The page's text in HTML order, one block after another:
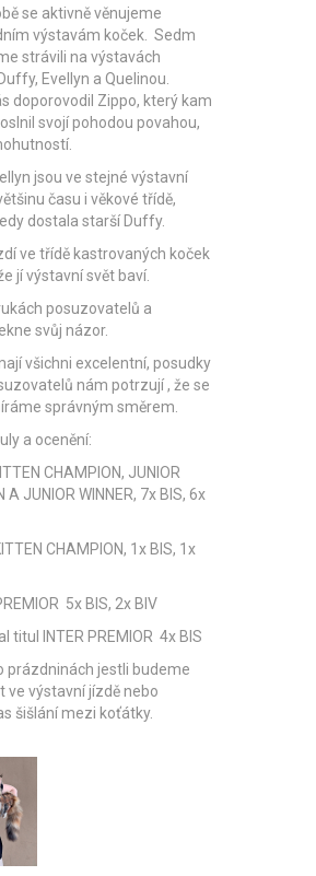
se aktivně věnujeme
výstavám koček. Sedm
strávili na výstavách
Evellyn a Quelinou.
doporovodil Zippo, který kam
svojí pohodou povahou,
jsou ve stejné výstavní
času i věkové třídě,
dostala starší Duffy.
ve třídě kastrovaných koček
jí výstavní svět baví.
posuzovatelů a
svůj názor.
všichni excelentní, posudky
nám potrzují , že se
správným směrem.
a ocenění:
CHAMPION, JUNIOR
A JUNIOR WINNER, 7x BIS, 6x
CHAMPION, 1x BIS, 1x
5x BIS, 2x BIV
titul INTER PREMIOR 4x BIS
prázdninách jestli budeme
ve výstavní jízdě nebo
šišlání mezi koťátky.